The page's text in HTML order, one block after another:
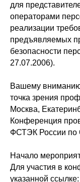
для
операторами
реализации
предъявляемых
безопасности
27.07.2006).
Вашему вниманию
точка зрения
Москва,
Конференция
ФСТЭК России по
Начало
Для участия в
указанной ссылке: